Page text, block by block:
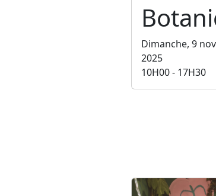
Dimanche, 9
2025
10H00 - 17H30